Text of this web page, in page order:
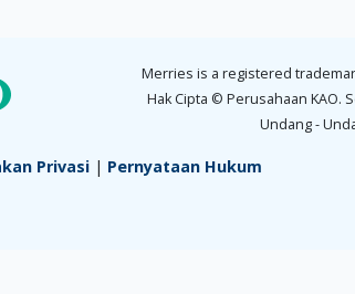
Merries is a registered
Hak Cipta © Perusahaan KAO.
Undang -
Privasi| Pernyataan Hukum